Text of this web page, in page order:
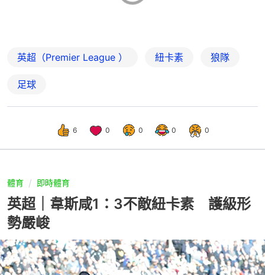
英超（Premier League ） 紐卡素 狼隊
足球
6 0 0 0 0
體育 即時體育
英超｜韋斯咸1：3不敵紐卡素 護級形
勢嚴峻